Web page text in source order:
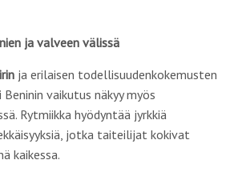
ja valveen välissä
ja erilaisen todellisuudenkokemusten
vaikutus näkyy myös
Rytmiikka hyödyntää jyrkkiä
jotka taiteilijat kokivat
kaikessa.